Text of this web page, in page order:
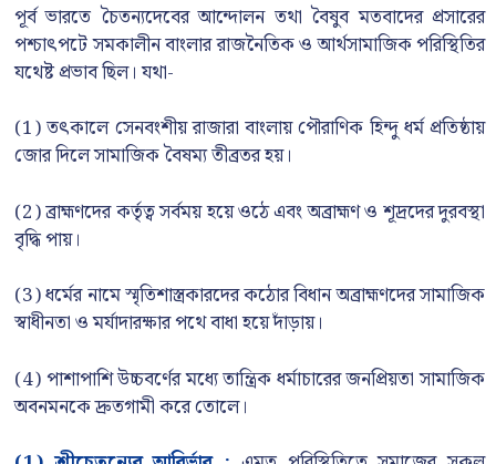
পূর্ব ভারতে চৈতন্যদেবের আন্দোলন তথা বৈষুব মতবাদের প্রসারের
পশ্চাৎপটে সমকালীন বাংলার রাজনৈতিক ও আর্থসামাজিক পরিস্থিতির
যথেষ্ট প্রভাব ছিল। যথা-
(1) তৎকালে সেনবংশীয় রাজারা বাংলায় পৌরাণিক হিন্দু ধর্ম প্রতিষ্ঠায়
জোর দিলে সামাজিক বৈষম্য তীব্রতর হয়।
(2) ব্রাহ্মণদের কর্তৃত্ব সর্বময় হয়ে ওঠে এবং অব্রাহ্মণ ও শূদ্রদের দুরবস্থা
বৃদ্ধি পায়।
(3) ধর্মের নামে স্মৃতিশাস্ত্রকারদের কঠোর বিধান অব্রাহ্মণদের সামাজিক
স্বাধীনতা ও মর্যাদারক্ষার পথে বাধা হয়ে দাঁড়ায়।
(4) পাশাপাশি উচ্চবর্ণের মধ্যে তান্ত্রিক ধর্মাচারের জনপ্রিয়তা সামাজিক
অবনমনকে দ্রুতগামী করে তোলে।